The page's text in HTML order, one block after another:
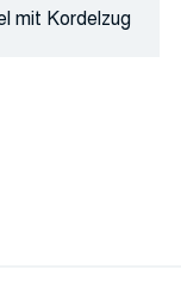
mit Kordelzug